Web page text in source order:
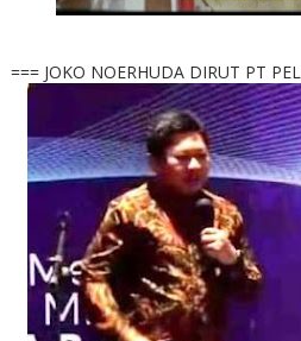
=== JOKO NOERHUDA DIRUT PT